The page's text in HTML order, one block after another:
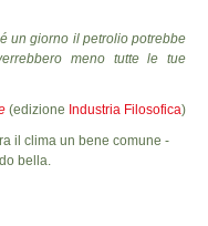
un giorno il petrolio potrebbe
meno tutte le tue
(edizione Industria Filosofica)